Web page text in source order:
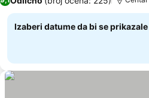
Izaberi datume da bi se